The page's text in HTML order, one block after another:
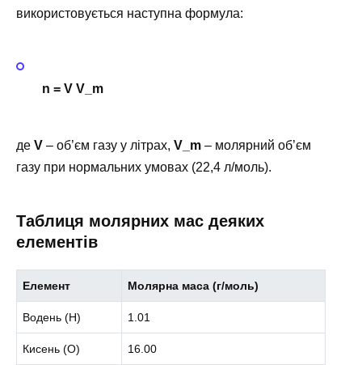
використовується наступна формула:
n = V V_m
де V – об’єм газу у літрах, V_m – молярний об’єм
газу при нормальних умовах (22,4 л/моль).
Таблиця молярних мас деяких
елементів
Елемент Молярна маса (г/моль)
Водень (H) 1.01
Кисень (O) 16.00